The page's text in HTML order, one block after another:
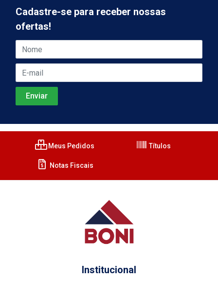
Cadastre-se para receber nossas
ofertas!
Meus Pedidos Títulos
Notas Fiscais
Institucional